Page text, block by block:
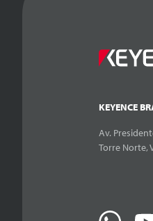
KEYENCE
Av.
Torre Norte,